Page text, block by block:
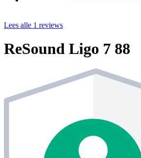
Lees alle 1 reviews
ReSound Ligo 7 88